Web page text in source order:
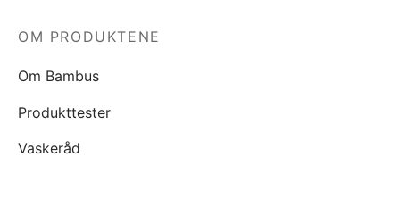
OM PRODUKTENE
Om Bambus
Produkttester
Vaskeråd